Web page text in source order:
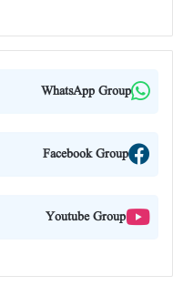
WhatsApp Group
Facebook Group
Youtube Group